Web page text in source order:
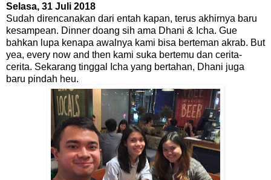
Selasa, 31 Juli 2018
Sudah direncanakan dari entah kapan, terus akhirnya baru
kesampean. Dinner doang sih ama Dhani & Icha. Gue
bahkan lupa kenapa awalnya kami bisa berteman akrab. But
yea, every now and then kami suka bertemu dan cerita-
cerita. Sekarang tinggal Icha yang bertahan, Dhani juga
baru pindah heu.